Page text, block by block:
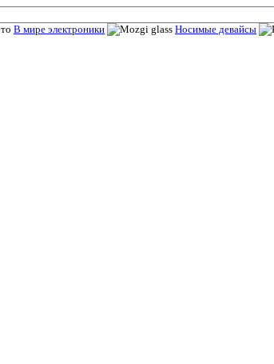
В мире электроники Носимые девайсы